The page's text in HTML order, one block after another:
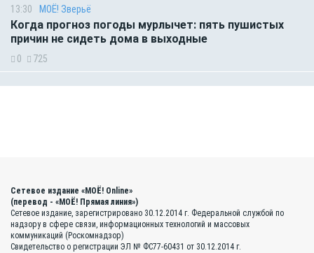
13:30 МОЁ! Зверьё
Когда прогноз погоды мурлычет: пять пушистых
причин не сидеть дома в выходные
0 725
Сетевое издание «МОЁ! Online»
(перевод - «МОЁ! Прямая линия»)
Сетевое издание, зарегистрировано 30.12.2014 г. Федеральной службой по
надзору в сфере связи, информационных технологий и массовых
коммуникаций (Роскомнадзор)
Свидетельство о регистрации ЭЛ № ФС77-60431 от 30.12.2014 г.